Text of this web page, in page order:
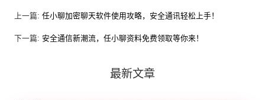
上一篇: 任小聊加密聊天软件使用攻略，安全通讯轻松上手！
下一篇: 安全通信新潮流，任小聊资料免费领取等你来！
最新文章